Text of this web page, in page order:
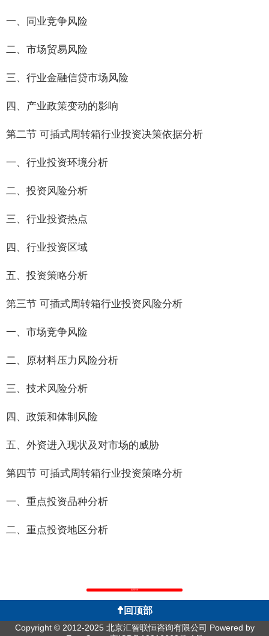
一、同业竞争风险
二、市场贸易风险
三、行业金融信贷市场风险
四、产业政策变动的影响
第二节 可插式周转箱行业投资决策依据分析
一、行业投资环境分析
二、投资风险分析
三、行业投资热点
四、行业投资区域
五、投资策略分析
第三节 可插式周转箱行业投资风险分析
一、市场竞争风险
二、原材料压力风险分析
三、技术风险分析
四、政策和体制风险
五、外资进入现状及对市场的威胁
第四节 可插式周转箱行业投资策略分析
一、重点投资品种分析
二、重点投资地区分析
返回列表
回顶部
Copyright © 2012-2025 北京汇智联恒咨询有限公司 Powered by